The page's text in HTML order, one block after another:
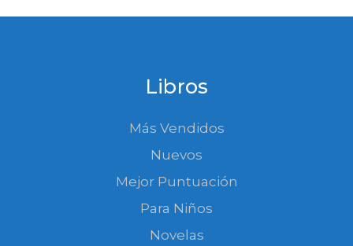
Libros
Más Vendidos
Nuevos
Mejor Puntuación
Para Niños
Novelas